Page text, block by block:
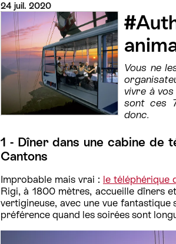
24 juil. 2020
Vous ne
vivre à
sont ces
donc.
1 - Dîner dans une cabine de
Cantons
Improbable mais vrai : le téléphérique
Rigi, à 1800 mètres, accueille dîners
vertigineuse, avec une vue
préférence quand les soirées sont